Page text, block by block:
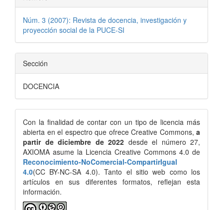
Núm. 3 (2007): Revista de docencia, investigación y
proyección social de la PUCE-SI
Sección
DOCENCIA
Con la finalidad de contar con un tipo de licencia más
abierta en el espectro que ofrece Creative Commons, a
partir de diciembre de 2022 desde el número 27,
AXIOMA asume la Licencia Creative Commons 4.0 de
Reconocimiento-NoComercial-CompartirIgual
4.0(CC BY-NC-SA 4.0). Tanto el sitio web como los
artículos en sus diferentes formatos, reflejan esta
información.